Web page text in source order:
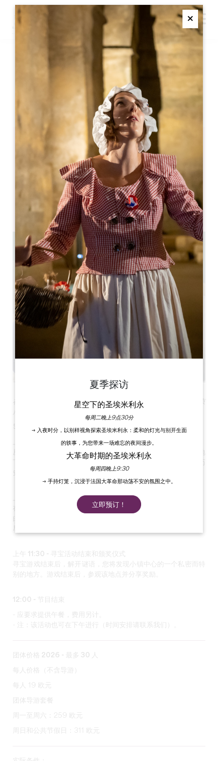
CHALLENGE SAINT
EMILION
SAINT-EMILION
在短短 3 个小时内，以全新的方式探索圣埃米利永。参观结束
导游将在圣埃米利永 Créneaux 广场旅游局与您会面。
上午 9:30 - 参观：圣埃米利永 Souterrain
从埃米利永的传说到中世纪欧洲最大的地下教堂的挖掘，通过地
史。
上午 10:30 - 探索村庄游戏
在游览结束时，导游会给您一张每队（平均 6 人）的路线图。
尽情探索村庄吧
上午 11:30 - 寻宝活动结束和颁奖仪式
寻宝游戏结束后，解开谜语，您将发现小镇中心的一个私密而特
别的地方。游戏结束后，参观该地点并分享奖励。
12:00 - 节目结束
- 应要求提供午餐，费用另计。
- 注：该活动也可在下午进行（时间安排请联系我们）。
团体价格 2026 - 最多 30 人
每人价格（不含导游）
每人 19 欧元
团体导游套餐
周一至周六：259 欧元
周日和公共节假日：311 欧元
Challenge Saint Emilion
Saint-Emilion
05 57 55 28 20
联系我们
2h30
夏季探访
星空下的圣埃米利永
每周二晚上9点30分
→ 入夜时分，以别样视角探索圣埃米利永：柔和的灯光与别开生面
的轶事，为您带来一场难忘的夜间漫步。
大革命时期的圣埃米利永
每周四晚上9:30
→ 手持灯笼，沉浸于法国大革命那动荡不安的氛围之中。
立即预订！